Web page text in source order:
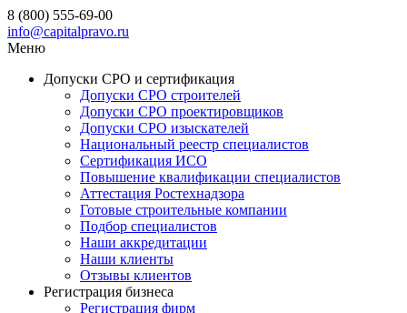
8 (800) 555-69-00
info@capitalpravo.ru
Меню
Допуски СРО и сертификация
Допуски СРО строителей
Допуски СРО проектировщиков
Допуски СРО изыскателей
Национальный реестр специалистов
Сертификация ИСО
Повышение квалификации специалистов
Аттестация Ростехнадзора
Готовые строительные компании
Подбор специалистов
Наши аккредитации
Наши клиенты
Отзывы клиентов
Регистрация бизнеса
Регистрация фирм